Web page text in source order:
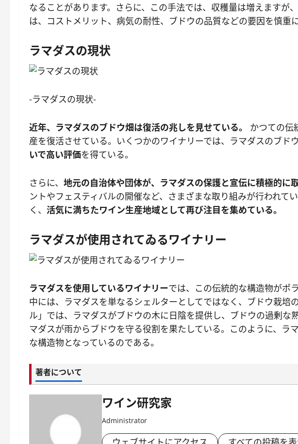
なることがあります。さらに、この手法では、収穫量は増えます
は、コストメリット、病気の耐性、ブドウの品質などの要因を慎重
ラマダスの現状
-ラマダスの現状-
近年、ラマダスのブドウ畑は復活の兆しを見せている。
かつての伝
産を復活させている。いくつかのワイナリーでは、ラマダスのブ
いで高い評価を得ている。
さらに、 地元の自治体や団体が、ラマダスの保護と宣伝に積極的に
ントやフェスティバルの開催など、さまざまな取り組みが行われ
く、 活気に満ちたワイン生産地域として再び注目を集めている。
ラマダスが使用されてゐるワイナリー
ラマダスを使用しているワイナリーでは、この伝統的な構造物がポ
中には、ラマダスを単なるシェルターとしてではなく、ブドウ栽培
ル」では、ラマダスがブドウの木に日陰を提供し、ブドウの過剰な
マダスが雨からブドウを守る役割を果たしている。このように、ラ
な構造物となっているのである。
著者について
ワイン研究家
Administrator